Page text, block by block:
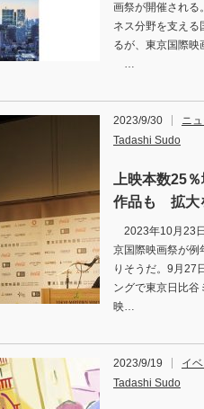
画祭が開催される
ネス分野を支える
るが、東京国際映
…
2023/9/30 ニ
Tadashi Sudo
上映本数25
作品も 拡大
2023年10月23
京国際映画祭が例
りそうだ。9月27
ングで東京日比谷
映…
2023/9/19 イ
Tadashi Sudo